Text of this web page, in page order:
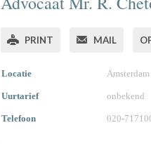
PRINT MAIL
Locatie Amsterdam
Uurtarief onbekend
Telefoon 020-